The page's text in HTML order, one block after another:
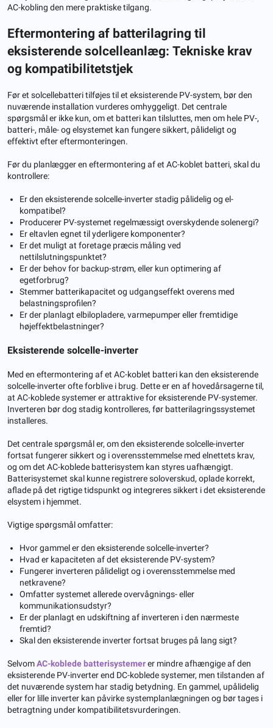
AC-kobling den mere praktiske tilgang.
Eftermontering af batterilagring til
eksisterende solcelleanlæg: Tekniske krav
og kompatibilitetstjek
Før et solcellebatteri tilføjes til et eksisterende PV-system, bør den
nuværende installation vurderes omhyggeligt. Det centrale
spørgsmål er ikke kun, om et batteri kan tilsluttes, men om hele PV-,
batteri-, måle- og elsystemet kan fungere sikkert, pålideligt og
effektivt efter eftermonteringen.
Før du planlægger en eftermontering af et AC-koblet batteri, skal du
kontrollere:
Er den eksisterende solcelle-inverter stadig pålidelig og el-
kompatibel?
Producerer PV-systemet regelmæssigt overskydende solenergi?
Er eltavlen egnet til yderligere komponenter?
Er det muligt at foretage præcis måling ved
nettilslutningspunktet?
Er der behov for backup-strøm, eller kun optimering af
egetforbrug?
Stemmer batterikapacitet og udgangseffekt overens med
belastningsprofilen?
Er der planlagt elbilopladere, varmepumper eller fremtidige
højeffektbelastninger?
Eksisterende solcelle-inverter
Med en eftermontering af et AC-koblet batteri kan den eksisterende
solcelle-inverter ofte forblive i brug. Dette er en af ​​hovedårsagerne til,
at AC-koblede systemer er attraktive for eksisterende PV-systemer.
Inverteren bør dog stadig kontrolleres, før batterilagringssystemet
installeres.
Det centrale spørgsmål er, om den eksisterende solcelle-inverter
fortsat fungerer sikkert og i overensstemmelse med elnettets krav,
og om det AC-koblede batterisystem kan styres uafhængigt.
Batterisystemet skal kunne registrere soloverskud, oplade korrekt,
aflade på det rigtige tidspunkt og integreres sikkert i det eksisterende
elsystem i hjemmet.
Vigtige spørgsmål omfatter:
Hvor gammel er den eksisterende solcelle-inverter?
Hvad er kapaciteten af ​​det eksisterende PV-system?
Fungerer inverteren pålideligt og i overensstemmelse med
netkravene?
Omfatter systemet allerede overvågnings- eller
kommunikationsudstyr?
Er der planlagt en udskiftning af inverteren i den nærmeste
fremtid?
Skal den eksisterende inverter fortsat bruges på lang sigt?
SelvomAC-koblede batterisystemerer mindre afhængige af den
eksisterende PV-inverter end DC-koblede systemer, men tilstanden af
​​det nuværende system har stadig betydning. En gammel, upålidelig
eller for lille inverter kan påvirke systemplanlægningen og bør tages i
betragtning under kompatibilitetsvurderingen.